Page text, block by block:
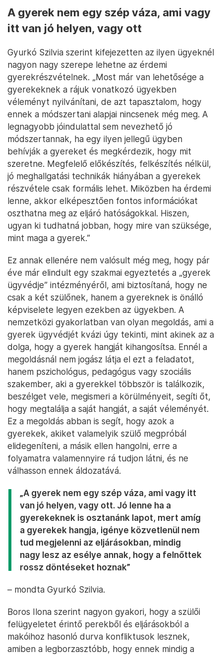
A gyerek nem egy szép váza, ami vagy
itt van jó helyen, vagy ott
Gyurkó Szilvia szerint kifejezetten az ilyen ügyeknél
nagyon nagy szerepe lehetne az érdemi
gyerekrészvételnek. „Most már van lehetősége a
gyerekeknek a rájuk vonatkozó ügyekben
véleményt nyilvánítani, de azt tapasztalom, hogy
ennek a módszertani alapjai nincsenek még meg. A
legnagyobb jóindulattal sem nevezhető jó
módszertannak, ha egy ilyen jellegű ügyben
behívják a gyereket és megkérdezik, hogy mit
szeretne. Megfelelő előkészítés, felkészítés nélkül,
jó meghallgatási technikák hiányában a gyerekek
részvétele csak formális lehet. Miközben ha érdemi
lenne, akkor elképesztően fontos információkat
oszthatna meg az eljáró hatóságokkal. Hiszen,
ugyan ki tudhatná jobban, hogy mire van szüksége,
mint maga a gyerek.”
Ez annak ellenére nem valósult még meg, hogy pár
éve már elindult egy szakmai egyeztetés a „gyerek
ügyvédje” intézményéről, ami biztosítaná, hogy ne
csak a két szülőnek, hanem a gyereknek is önálló
képviselete legyen ezekben az ügyekben. A
nemzetközi gyakorlatban van olyan megoldás, ami a
gyerek ügyvédjét kvázi úgy tekinti, mint akinek az a
dolga, hogy a gyerek hangját kihangosítsa. Ennél a
megoldásnál nem jogász látja el ezt a feladatot,
hanem pszichológus, pedagógus vagy szociális
szakember, aki a gyerekkel többször is találkozik,
beszélget vele, megismeri a körülményeit, segíti őt,
hogy megtalálja a saját hangját, a saját véleményét.
Ez a megoldás abban is segít, hogy azok a
gyerekek, akiket valamelyik szülő megpróbál
elidegeníteni, a másik ellen hangolni, erre a
folyamatra valamennyire rá tudjon látni, és ne
válhasson ennek áldozatává.
„A gyerek nem egy szép váza, ami vagy itt
van jó helyen, vagy ott. Jó lenne ha a
gyerekeknek is osztanánk lapot, mert amíg
a gyerekek hangja, igénye közvetlenül nem
tud megjelenni az eljárásokban, mindig
nagy lesz az esélye annak, hogy a felnőttek
rossz döntéseket hoznak”
– mondta Gyurkó Szilvia.
Boros Ilona szerint nagyon gyakori, hogy a szülői
felügyeletet érintő perekből és eljárásokból a
makóihoz hasonló durva konfliktusok lesznek,
amiben a legborzasztóbb, hogy ennek mindig a